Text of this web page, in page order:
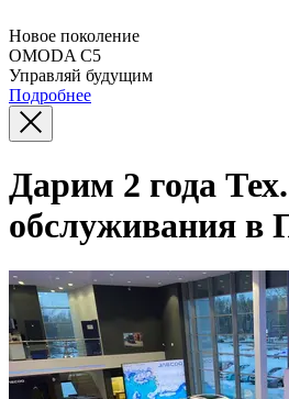
Новое поколение
OMODA C5
Управляй будущим
Подробнее
Дарим 2 года Тех.
обслуживания в